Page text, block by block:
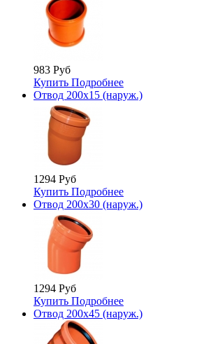
983 Руб
Купить Подробнее
Отвод 200х15 (наруж.)
1294 Руб
Купить Подробнее
Отвод 200х30 (наруж.)
1294 Руб
Купить Подробнее
Отвод 200х45 (наруж.)